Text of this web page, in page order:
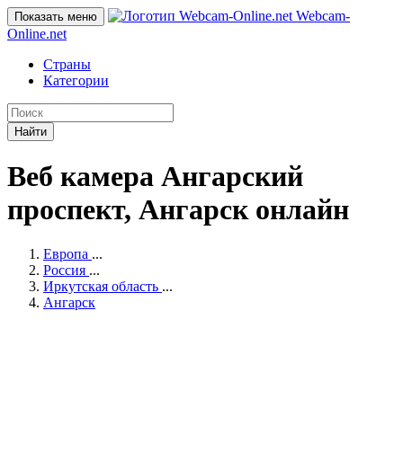
Показать меню
Webcam-
Online.net
Страны
Категории
Найти
Веб камера Ангарский
проспект, Ангарск онлайн
Европа ...
Россия ...
Иркутская область ...
Ангарск